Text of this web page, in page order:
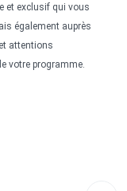
et exclusif qui vous
également auprès
attentions
votre programme.